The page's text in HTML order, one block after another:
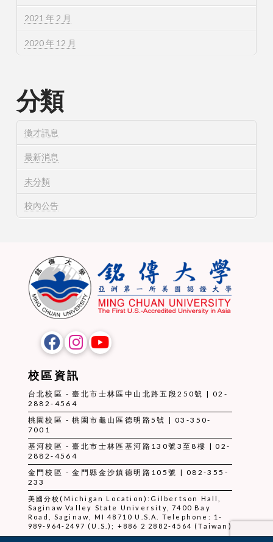
2021 年 2 月
2020 年 12 月
分類
徵才訊息
最新消息
未分類
校內公告
校區資訊
台北校區 - 臺北市士林區中山北路五段250號 | 02-
2882-4564
桃園校區 - 桃園市龜山區德明路5號 | 03-350-
7001
基河校區 - 臺北市士林區基河路130號3至8樓 | 02-
2882-4564
金門校區 - 金門縣金沙鎮德明路105號 | 082-355-
233
美國分校(Michigan Location):Gilbertson Hall,
Saginaw Valley State University, 7400 Bay
Road, Saginaw, MI 48710 U.S.A. Telephone: 1-
989-964-2497 (U.S.); +886 2 2882-4564 (Taiwan)